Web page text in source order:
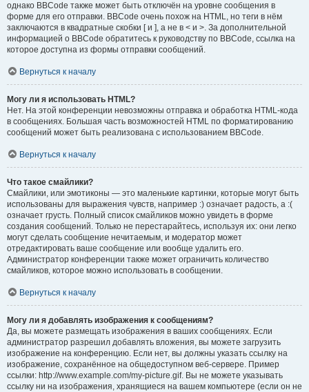
однако BBCode также может быть отключён на уровне сообщения в
форме для его отправки. BBCode очень похож на HTML, но теги в нём
заключаются в квадратные скобки [ и ], а не в < и >. За дополнительной
информацией о BBCode обратитесь к руководству по BBCode, ссылка на
которое доступна из формы отправки сообщений.
Вернуться к началу
Могу ли я использовать HTML?
Нет. На этой конференции невозможны отправка и обработка HTML-кода
в сообщениях. Большая часть возможностей HTML по форматированию
сообщений может быть реализована с использованием BBCode.
Вернуться к началу
Что такое смайлики?
Смайлики, или эмотиконы — это маленькие картинки, которые могут быть
использованы для выражения чувств, например :) означает радость, а :(
означает грусть. Полный список смайликов можно увидеть в форме
создания сообщений. Только не перестарайтесь, используя их: они легко
могут сделать сообщение нечитаемым, и модератор может
отредактировать ваше сообщение или вообще удалить его.
Администратор конференции также может ограничить количество
смайликов, которое можно использовать в сообщении.
Вернуться к началу
Могу ли я добавлять изображения к сообщениям?
Да, вы можете размещать изображения в ваших сообщениях. Если
администратор разрешил добавлять вложения, вы можете загрузить
изображение на конференцию. Если нет, вы должны указать ссылку на
изображение, сохранённое на общедоступном веб-сервере. Пример
ссылки: http://www.example.com/my-picture.gif. Вы не можете указывать
ссылку ни на изображения, хранящиеся на вашем компьютере (если он не